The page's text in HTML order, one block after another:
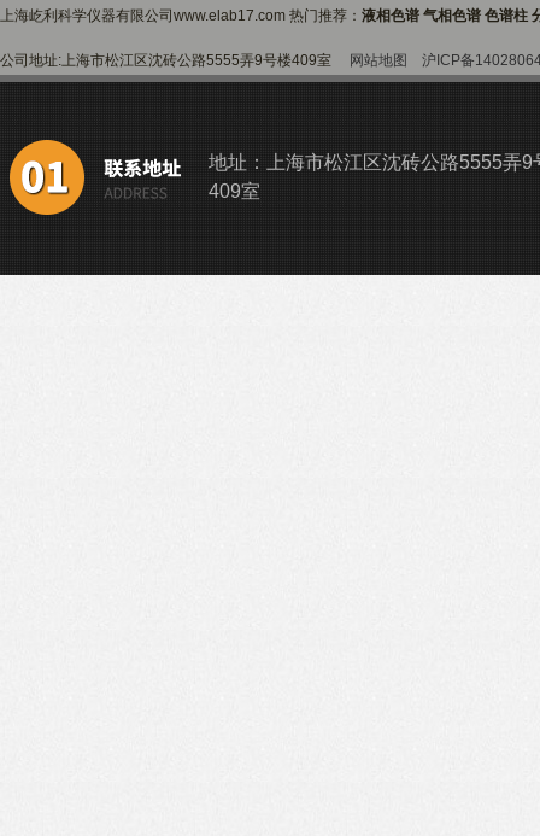
上海屹利科学仪器有限公司www.elab17.com 热门推荐： 液相色谱 气相色谱 色谱柱
公司地址:上海市松江区沈砖公路5555弄9号楼409室 网站地图 沪ICP备
地址：上海市松江区沈砖公路5555弄9
409室